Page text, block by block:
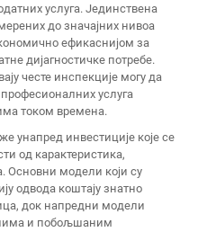
услуга. Јединствена
до значајних нивоа
ефикаснијом за
дијагностичке потребе.
честе инспекције могу да
услуга
током времена.
унапред инвестиције које се
од карактеристика,
Основни модели који су
одвода коштају знатно
док напредни модели
и побољшаним